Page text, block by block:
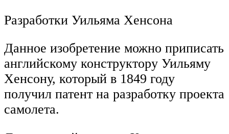
Разработки Уильяма Хенсона
Данное изобретение можно приписать
английскому конструктору Уильяму
Хенсону, который в 1849 году
получил патент на разработку проекта
самолета.